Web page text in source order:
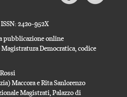
2420-952X
pubblicazione online
Democratica, codice
Maccora e Rita Sanlorenzo
Magistrati, Palazzo di